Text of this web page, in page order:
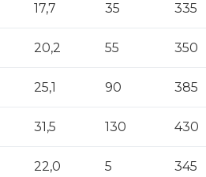
17,7 35 335
20,2 55 350
25,1 90 385
31,5 130 430
22,0 5 345